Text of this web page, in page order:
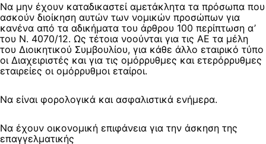
Να μην έχουν καταδικαστεί αμετάκλητα τα πρόσωπα που
ασκούν διοίκηση αυτών των νομικών προσώπων για
κανένα από τα αδικήματα του άρθρου 100 περίπτωση α’
του Ν. 4070/12. Ως τέτοια νοούνται για τις ΑΕ τα μέλη
του Διοικητικού Συμβουλίου, για κάθε άλλο εταιρικό τύπο
οι Διαχειριστές και για τις ομόρρυθμες και ετερόρρυθμες
εταιρείες οι ομόρρυθμοι εταίροι.
Να είναι φορολογικά και ασφαλιστικά ενήμερα.
Να έχουν οικονομική επιφάνεια για την άσκηση της
επαγγελματικής